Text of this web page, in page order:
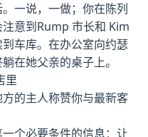
一说，一做；你在陈列
意到Rump 市长和 Kim
车库。在办公室向约瑟
在她父亲的桌子上。
里
的主人称赞你与最新客
个必要条件的信息：让